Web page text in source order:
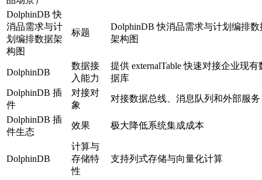
DolphinDB 快
消品需求与计
划编排数据架
构图
标题
DolphinDB 快消品需求与计划编排数
架构图
DolphinDB
数据接
入能力
提供 externalTable 快速对接企业现有
据库
DolphinDB 插
件
对接对
象
对接数据总线、消息队列和外部服务
DolphinDB 插
件生态
效果 极大降低系统集成成本
DolphinDB
计算与
存储特
性
支持列式存储与向量化计算